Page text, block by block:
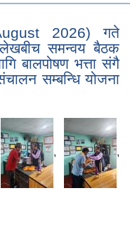
2026) गते
समन्वय बैठक
बालपोषण भत्ता संगै
सम्बन्धि योजना
, ,